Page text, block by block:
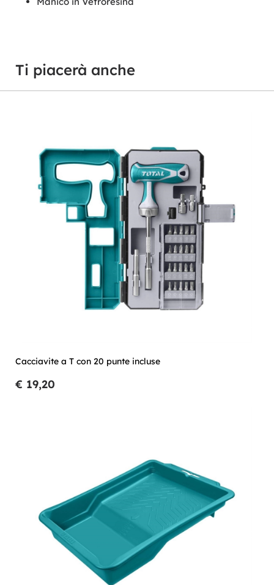
Ti piacerà anche
Cacciavite a T con 20 punte incluse
€ 19,20